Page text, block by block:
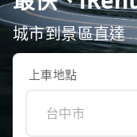
城市到景區直達
上車地點